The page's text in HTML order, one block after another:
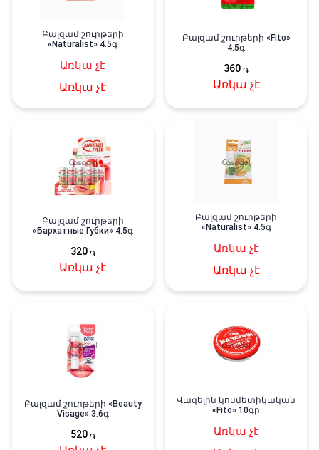
Բալզամ շուրթերի
«Naturalist» 4․5գ
Առկա չէ
Առկա չէ
Բալզամ շուրթերի «Fito»
4.5գ
360 ֏
Առկա չէ
Բալզամ շուրթերի
«Бархатные Губки» 4.5գ
320 ֏
Առկա չէ
Բալզամ շուրթերի
«Naturalist» 4․5գ
Առկա չէ
Առկա չէ
Բալզամ շուրթերի «Beauty
Visage» 3.6գ
520 ֏
Վազելին կոսմետիկական
«Fito» 10գր
Առկա չէ